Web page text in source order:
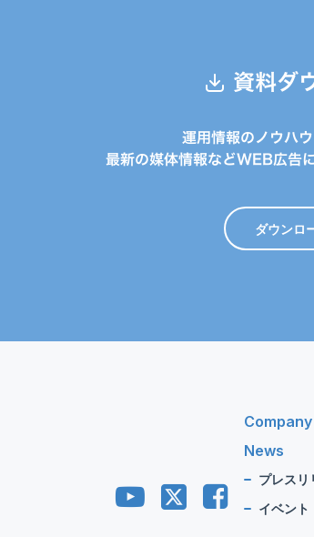
資料ダ
運用情報のノウハ
最新の媒体情報などWEB広告
ダウンロ
Company
News
プレスリ
イベント